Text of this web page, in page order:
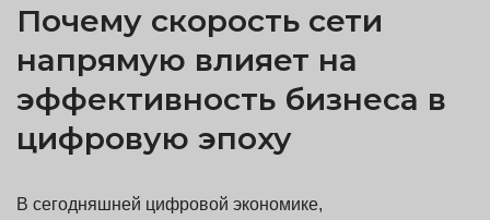
Почему скорость сети
напрямую влияет на
эффективность бизнеса в
цифровую эпоху
В сегодняшней цифровой экономике,